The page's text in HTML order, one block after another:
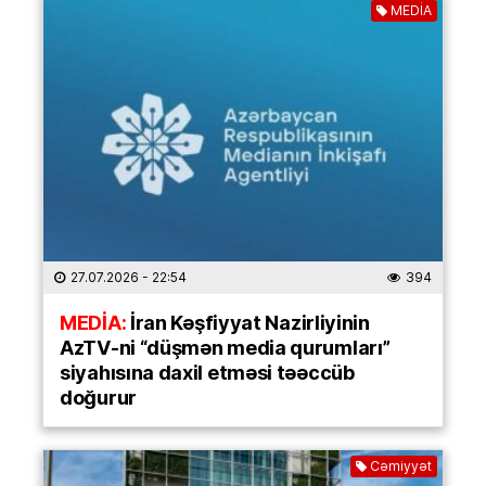
MEDİA
27.07.2026 - 22:54 394
MEDİA:İran Kəşfiyyat Nazirliyinin
AzTV-ni “düşmən media qurumları”
siyahısına daxil etməsi təəccüb
doğurur
Cəmiyyət